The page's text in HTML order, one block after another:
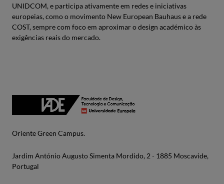
UNIDCOM, e participa ativamente em redes e iniciativas
europeias, como o movimento New European Bauhaus e a rede
COST, sempre com foco em aproximar o design académico às
exigências reais do mercado.
Oriente Green Campus.
Jardim António Augusto Simenta Mordido, 2 - 1885 Moscavide,
Portugal